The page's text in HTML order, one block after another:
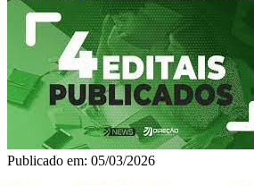
Publicado em: 05/03/2026